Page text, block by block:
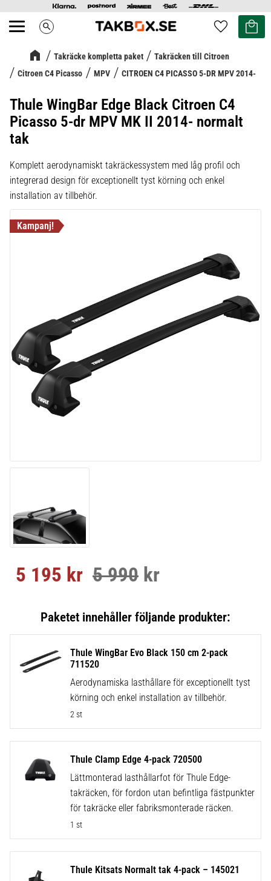
Meny search Favoriter
Kundvagn
Takräcke kompletta paket
Takräcken till Citroen
Citroen C4 Picasso
MPV CITROEN C4 PICASSO 5-DR MPV 2014-
Thule WingBar Edge Black Citroen C4
Picasso 5-dr MPV MK II 2014- normalt
tak
Komplett aerodynamiskt takräckessystem med låg profil och
integrerad design för exceptionellt tyst körning och enkel
installation av tillbehör.
Nedsatt pris:
5 195 kr Ordinarie pris:
5 990 kr
Thule WingBar Evo Black 150 cm 2-pack
711520
Aerodynamiska lasthållare för exceptionellt tyst
körning och enkel installation av tillbehör.
2 st
Thule Clamp Edge 4-pack 720500
Lättmonterad lasthållarfot för Thule Edge-
takräcken, för fordon utan befintliga fästpunkter
för takräcke eller fabriksmonterade räcken.
1 st
Thule Kitsats Normalt tak 4-pack – 145021